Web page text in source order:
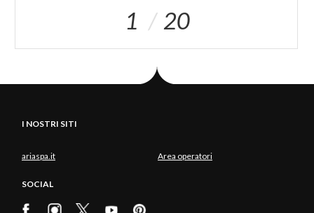
1 20
I NOSTRI SITI
ariaspa.it Area operatori
SOCIAL